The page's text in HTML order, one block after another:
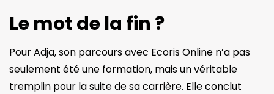
Le mot de la fin ?
Pour Adja, son parcours avec Ecoris Online n’a pas
seulement été une formation, mais un véritable
tremplin pour la suite de sa carrière. Elle conclut